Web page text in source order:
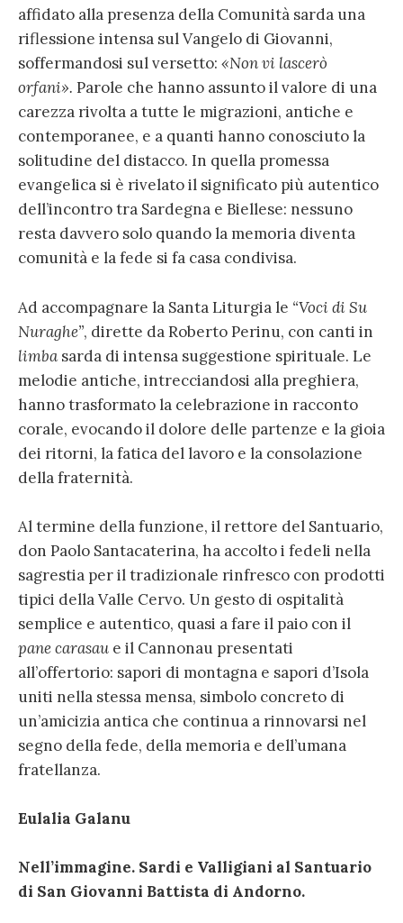
affidato alla presenza della Comunità sarda una
riflessione intensa sul Vangelo di Giovanni,
soffermandosi sul versetto: «Non vi lascerò
orfani». Parole che hanno assunto il valore di una
carezza rivolta a tutte le migrazioni, antiche e
contemporanee, e a quanti hanno conosciuto la
solitudine del distacco. In quella promessa
evangelica si è rivelato il significato più autentico
dell’incontro tra Sardegna e Biellese: nessuno
resta davvero solo quando la memoria diventa
comunità e la fede si fa casa condivisa.
Ad accompagnare la Santa Liturgia le “Voci di Su
Nuraghe”, dirette da Roberto Perinu, con canti in
limba sarda di intensa suggestione spirituale. Le
melodie antiche, intrecciandosi alla preghiera,
hanno trasformato la celebrazione in racconto
corale, evocando il dolore delle partenze e la gioia
dei ritorni, la fatica del lavoro e la consolazione
della fraternità.
Al termine della funzione, il rettore del Santuario,
don Paolo Santacaterina, ha accolto i fedeli nella
sagrestia per il tradizionale rinfresco con prodotti
tipici della Valle Cervo. Un gesto di ospitalità
semplice e autentico, quasi a fare il paio con il
pane carasau e il Cannonau presentati
all’offertorio: sapori di montagna e sapori d’Isola
uniti nella stessa mensa, simbolo concreto di
un’amicizia antica che continua a rinnovarsi nel
segno della fede, della memoria e dell’umana
fratellanza.
Eulalia Galanu
Nell’immagine. Sardi e Valligiani al Santuario
di San Giovanni Battista di Andorno.